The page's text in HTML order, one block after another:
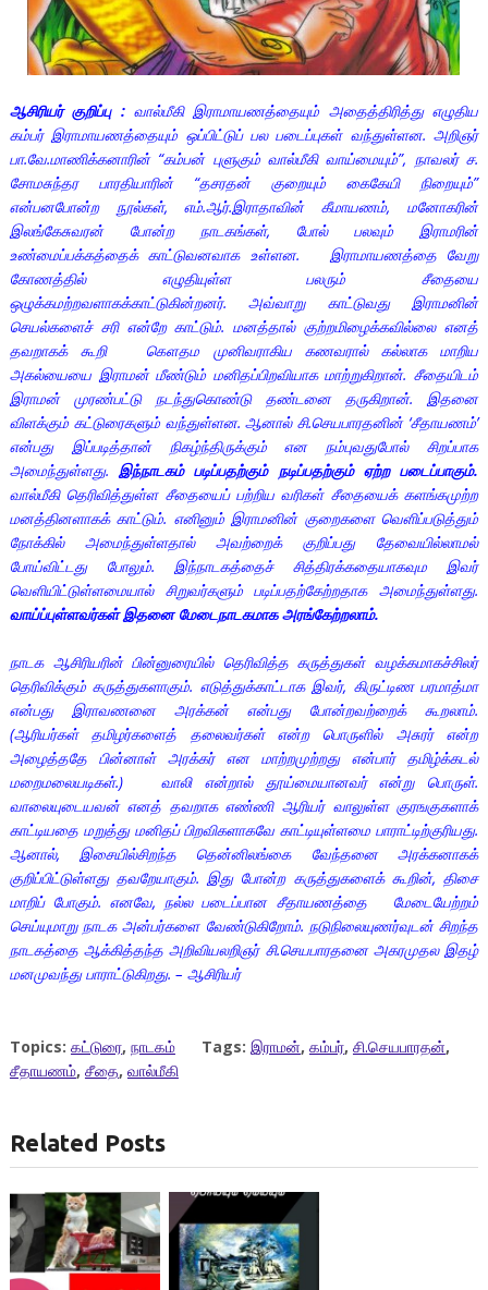
ஆசிரியர் குறிப்பு :வால்மீகி இராமாயணத்தையும் அதைத்திரித்து எழுதிய
கம்பர் இராமாயணத்தையும் ஒப்பிட்டுப் பல படைப்புகள் வந்துள்ளன. அறிஞர்
பா.வே.மாணிக்கனாரின் “கம்பன் புளுகும் வால்மீகி வாய்மையும்”, நாவலர் ச.
சோமசுந்தர பாரதியாரின் “தசரதன் குறையும் கைகேயி நிறையும்”
என்பனபோன்ற நூல்கள், எம்.ஆர்.இராதாவின் கீமாயணம், மனோகரின்
இலங்கேசுவரன் போன்ற நாடகங்கள், போல் பலவும் இராமரின்
உண்மைப்பக்கத்தைக் காட்டுவனவாக உள்ளன. இராமாயணத்தை வேறு
கோணத்தில் எழுதியுள்ள பலரும் சீதையை
ஒழுக்கமற்றவளாகக்காட்டுகின்றனர். அவ்வாறு காட்டுவது இராமனின்
செயல்களைச் சரி என்றே காட்டும். மனத்தால் குற்றமிழைக்கவில்லை எனத்
தவறாகக் கூறி கௌதம முனிவராகிய கணவரால் கல்லாக மாறிய
அகல்யையை இராமன் மீண்டும் மனிதப்பிறவியாக மாற்றுகிறான். சீதையிடம்
இராமன் முரண்பட்டு நடந்துகொண்டு தண்டனை தருகிறான். இதனை
விளக்கும் கட்டுரைகளும் வந்துள்ளன. ஆனால் சி.செயபாரதனின் ‘சீதாயணம்’
என்பது இப்படித்தான் நிகழ்ந்திருக்கும் என நம்புவதுபோல் சிறப்பாக
அமைந்துள்ளது.இந்நாடகம் படிப்பதற்கும் நடிப்பதற்கும் ஏற்ற படைப்பாகும்.
வால்மீகி தெரிவித்துள்ள சீதையைப் பற்றிய வரிகள் சீதையைக் களங்கமுற்ற
மனத்தினளாகக் காட்டும். எனினும் இராமனின் குறைகளை வெளிப்படுத்தும்
நோக்கில் அமைந்துள்ளதால் அவற்றைக் குறிப்பது தேவையில்லாமல்
போய்விட்டது போலும். இந்நாடகத்தைச் சித்திரக்கதையாகவும இவர்
வெளியிட்டுள்ளமையால் சிறுவர்களும் படிப்பதற்கேற்றதாக அமைந்துள்ளது.
வாய்ப்புள்ளவர்கள் இதனை மேடைநாடகமாக அரங்கேற்றலாம்.
நாடக ஆசிரியரின் பின்னுரையில் தெரிவித்த கருத்துகள் வழக்கமாகச்சிலர்
தெரிவிக்கும் கருத்துகளாகும். எடுத்துக்காட்டாக இவர், கிருட்டிண பரமாத்மா
என்பது இராவணனை அரக்கன் என்பது போன்றவற்றைக் கூறலாம்.
(ஆரியர்கள் தமிழர்களைத் தலைவர்கள் என்ற பொருளில் அசுரர் என்ற
அழைத்ததே பின்னாள் அரக்கர் என மாற்றமுற்றது என்பார் தமிழ்க்கடல்
மறைமலையடிகள்.) வாலி என்றால் தூய்மையானவர் என்று பொருள்.
வாலையுடையவன் எனத் தவறாக எண்ணி ஆரியர் வாலுள்ள குரஙகுகளாக்
காட்டியதை மறுத்து மனிதப் பிறவிகளாகவே காட்டியுள்ளமை பாராட்டிற்குரியது.
ஆனால், இசையில்சிறந்த தென்னிலங்கை வேந்தனை அரக்கனாகக்
குறிப்பிட்டுள்ளது தவறேயாகும். இது போன்ற கருத்துகளைக் கூறின், திசை
மாறிப் போகும். எனவே, நல்ல படைப்பான சீதாயணத்தை மேடையேற்றம்
செய்யுமாறு நாடக அன்பர்களை வேண்டுகிறோம். நடுநிலையுணர்வுடன் சிறந்த
நாடகத்தை ஆக்கித்தந்த அறிவியலறிஞர் சி.செயபாரதனை அகரமுதல இதழ்
மனமுவந்து பாராட்டுகிறது. – ஆசிரியர்
Topics: கட்டுரை, நாடகம் Tags: இராமன், கம்பர், சி.செயபாரதன்,
சீதாயணம், சீதை, வால்மீகி
Related Posts